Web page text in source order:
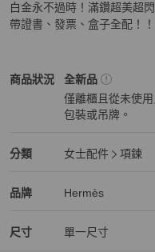
白金永不過時！滿鑽超美超
帶證書、發票、盒子全配！！
商品狀況
Hermès女士配件商品狀態與
全新品
僅離櫃且從未使
包裝或吊牌。
分類
Hermès 女士配件分類資訊
女士配件
項鍊
品牌
Hermès 精品女士配件
Hermès
Hermès 推薦清單
尺寸 單一尺寸